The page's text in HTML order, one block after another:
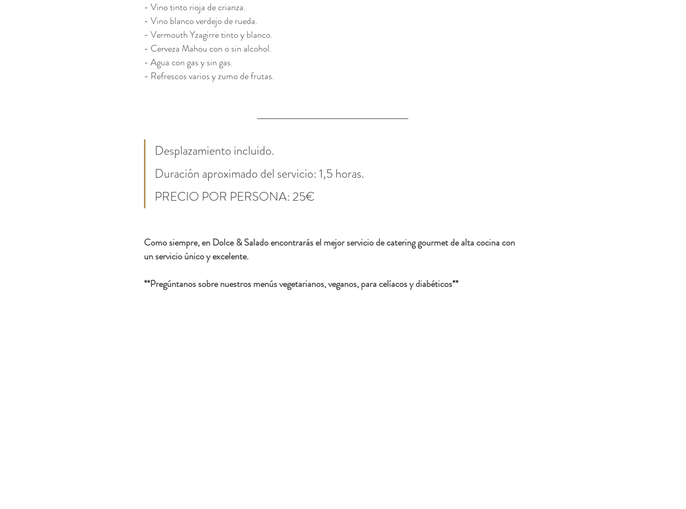
- Vino tinto rioja de crianza.
- Vino blanco verdejo de rueda.
- Vermouth Yzagirre tinto y blanco.
- Cerveza Mahou con o sin alcohol.
- Agua con gas y sin gas.
- Refrescos varios y zumo de frutas.
Desplazamiento incluido.
Duración aproximado del servicio: 1,5 horas.
PRECIO POR PERSONA: 25€
Como siempre, en Dolce & Salado encontrarás el mejor servicio de catering gourmet de alta cocina con
un servicio único y excelente.
**Pregúntanos sobre nuestros menús vegetarianos, veganos, para celíacos y diabéticos**